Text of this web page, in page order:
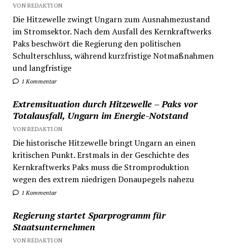
VON REDAKTION
Die Hitzewelle zwingt Ungarn zum Ausnahmezustand
im Stromsektor. Nach dem Ausfall des Kernkraftwerks
Paks beschwört die Regierung den politischen
Schulterschluss, während kurzfristige Notmaßnahmen
und langfristige
1 Kommentar
Extremsituation durch Hitzewelle – Paks vor
Totalausfall, Ungarn im Energie-Notstand
VON REDAKTION
Die historische Hitzewelle bringt Ungarn an einen
kritischen Punkt. Erstmals in der Geschichte des
Kernkraftwerks Paks muss die Stromproduktion
wegen des extrem niedrigen Donaupegels nahezu
1 Kommentar
Regierung startet Sparprogramm für
Staatsunternehmen
VON REDAKTION